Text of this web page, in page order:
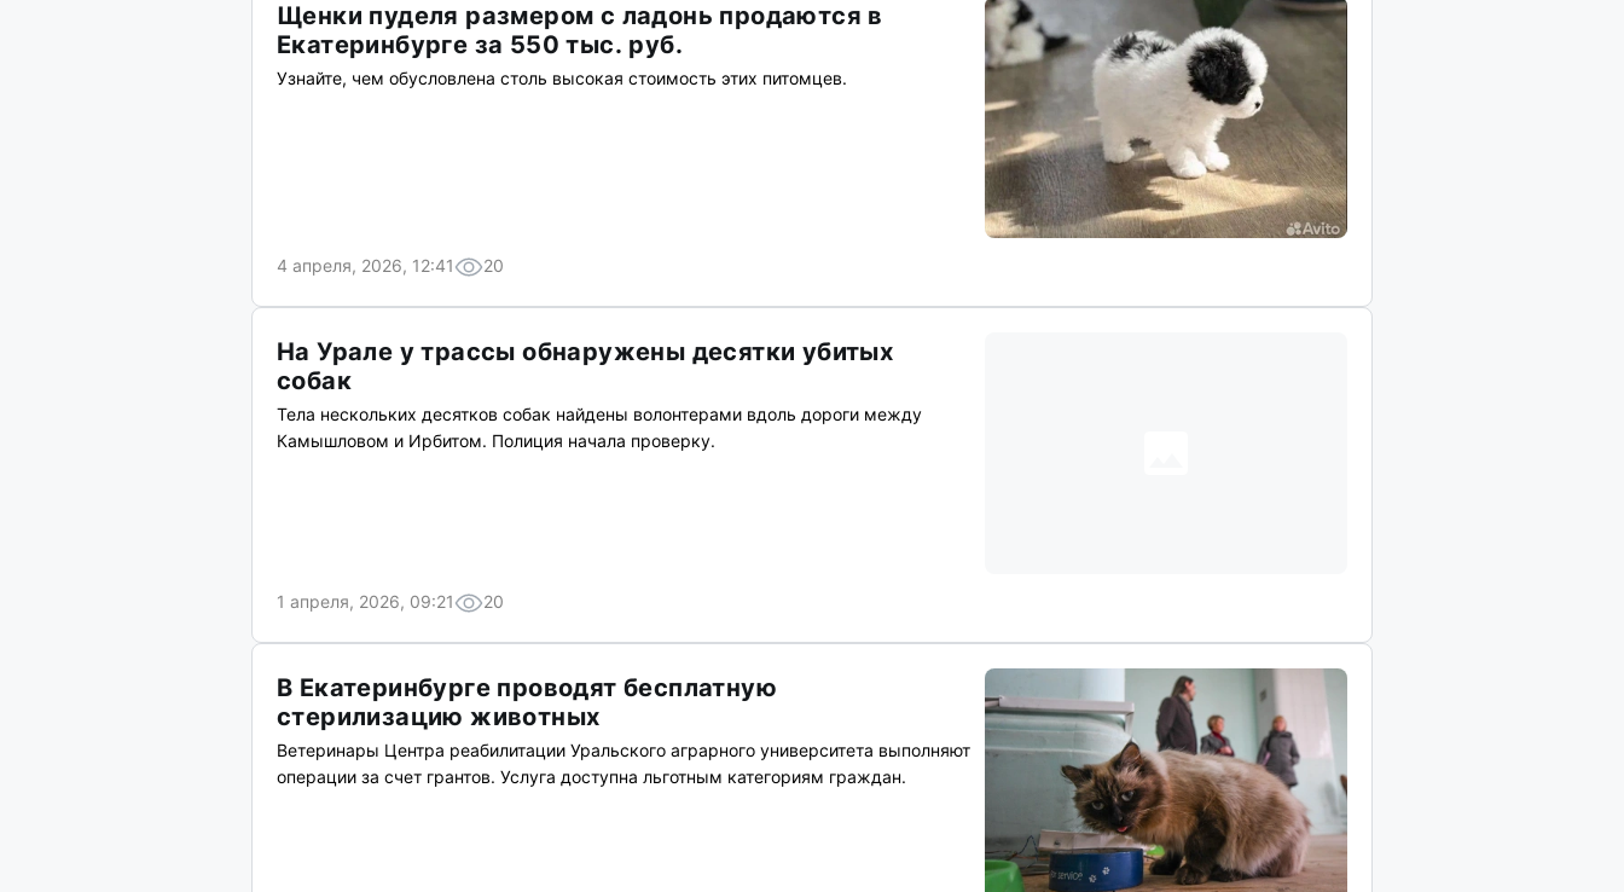
Щенки пуделя размером с ладонь продаются в
Екатеринбурге за 550 тыс. руб.
Узнайте, чем обусловлена столь высокая стоимость этих питомцев.
4 апреля, 2026, 12:41 20
На Урале у трассы обнаружены десятки убитых
собак
Тела нескольких десятков собак найдены волонтерами вдоль дороги между
Камышловом и Ирбитом. Полиция начала проверку.
1 апреля, 2026, 09:21 20
В Екатеринбурге проводят бесплатную
стерилизацию животных
Ветеринары Центра реабилитации Уральского аграрного университета выполняют
операции за счет грантов. Услуга доступна льготным категориям граждан.